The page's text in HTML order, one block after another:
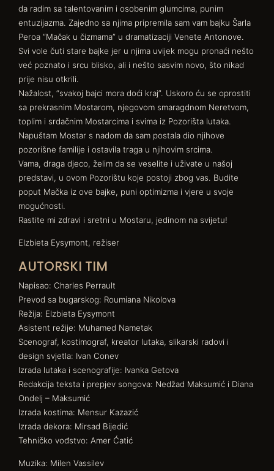
da radim sa talentovanim i osobenim glumcima, punim
entuzijazma. Zajedno sa njima pripremila sam vam bajku Šarla
Peroa “Mačak u čizmama” u dramatizaciji Venete Antonove.
Svi vole čuti stare bajke jer u njima uvijek mogu pronaći nešto
već poznato i srcu blisko, ali i nešto sasvim novo, što nikad
prije nisu otkrili.
Nažalost, “svakoj bajci mora doći kraj”. Uskoro ću se oprostiti
sa prekrasnim Mostarom, njegovom smaragdnom Neretvom,
toplim i srdačnim Mostarcima i svima iz Pozorišta lutaka.
Napuštam Mostar s nadom da sam postala dio njihove
pozorišne familije i ostavila traga u njihovim srcima.
Vama, draga djeco, želim da se veselite i uživate u našoj
predstavi, u ovom Pozorištu koje postoji zbog vas. Budite
poput Mačka iz ove bajke, puni optimizma i vjere u svoje
mogućnosti.
Rastite mi zdravi i sretni u Mostaru, jedinom na svijetu!
Elzbieta Eysymont, režiser
AUTORSKI TIM
Napisao: Charles Perrault
Prevod sa bugarskog: Roumiana Nikolova
Režija: Elzbieta Eysymont
Asistent režije: Muhamed Nametak
Scenograf, kostimograf, kreator lutaka, slikarski radovi i
design svjetla: Ivan Conev
Izrada lutaka i scenografije: Ivanka Getova
Redakcija teksta i prepjev songova: Nedžad Maksumić i Diana
Ondelj – Maksumić
Izrada kostima: Mensur Kazazić
Izrada dekora: Mirsad Bijedić
Tehničko vođstvo: Amer Ćatić
Muzika: Milen Vassilev